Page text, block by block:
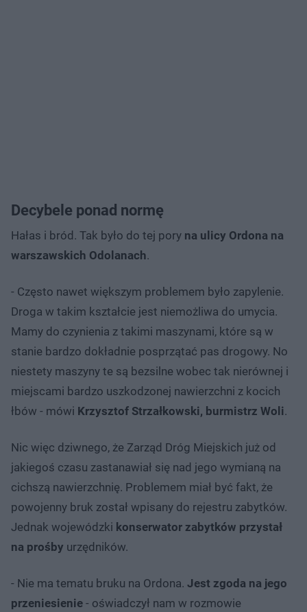
Decybele ponad normę
Hałas i bród. Tak było do tej pory na ulicy Ordona na
warszawskich Odolanach.
- Często nawet większym problemem było zapylenie.
Droga w takim kształcie jest niemożliwa do umycia.
Mamy do czynienia z takimi maszynami, które są w
stanie bardzo dokładnie posprzątać pas drogowy. No
niestety maszyny te są bezsilne wobec tak nierównej i
miejscami bardzo uszkodzonej nawierzchni z kocich
łbów - mówi Krzysztof Strzałkowski, burmistrz Woli.
Nic więc dziwnego, że Zarząd Dróg Miejskich już od
jakiegoś czasu zastanawiał się nad jego wymianą na
cichszą nawierzchnię. Problemem miał być fakt, że
powojenny bruk został wpisany do rejestru zabytków.
Jednak wojewódzki konserwator zabytków przystał
na prośby urzędników.
- Nie ma tematu bruku na Ordona. Jest zgoda na jego
przeniesienie - oświadczył nam w rozmowie